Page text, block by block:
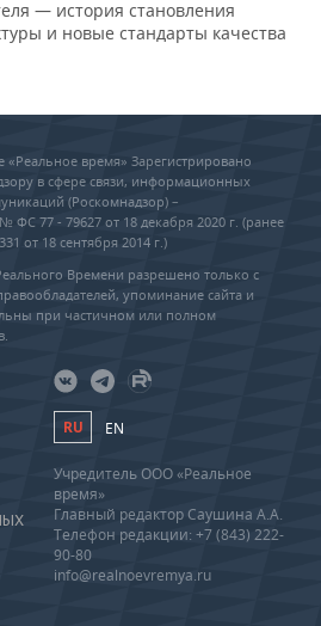
— история становления
и новые стандарты качества
«Реальное время» Зарегистрировано
в сфере связи, информационных
(Роскомнадзор) –
77 - 79627 от 18 декабря 2020 г. (ранее
от 18 сентября 2014 г.)
Времени разрешено только с
упоминание сайта и
при частичном или полном
RU EN
Учредитель ООО «Реальное
время»
Главный редактор Саушина А.А.
Телефон редакции: +7 (843) 222-
90-80
info@realnoevremya.ru